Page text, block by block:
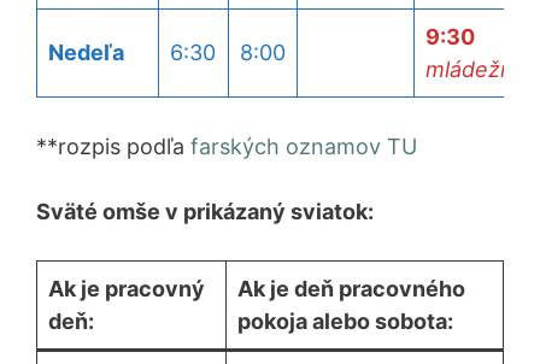
Nedeľa 6:30 8:00
9:30
**rozpis podľa farských oznamov TU
Sväté omše v prikázaný sviatok:
Ak je pracovný
deň:
Ak je deň pracovného
pokoja alebo sobota: